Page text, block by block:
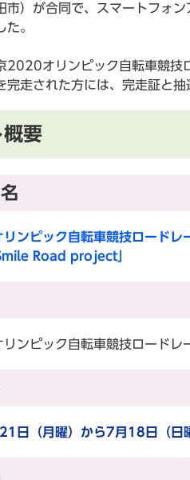
市）が合同で、スマートフォ
た。
オリンピック自転車競技
完走された方には、完走証と抽
概要
ンピック自転車競技ロードレ
Road project」
ンピック自転車競技ロードレ
日（月曜）から7月18日（日